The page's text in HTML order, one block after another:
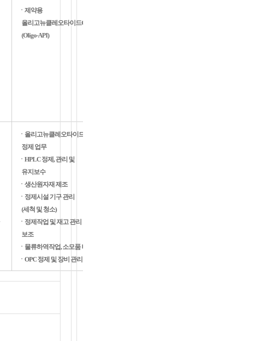
ㆍ제약용
올리고뉴클레오타이드QC
(Oligo-API)
ㆍ올리고뉴클레오타이드
정제 업무
ㆍHPLC 정제, 관리 및
유지보수
ㆍ생산원자재 제조
ㆍ정제시설 기구 관리
(세척 및 청소)
ㆍ정제작업 및 재고 관리
보조
ㆍ물류하역작업, 소모품 비치
ㆍOPC 정제 및 장비 관리